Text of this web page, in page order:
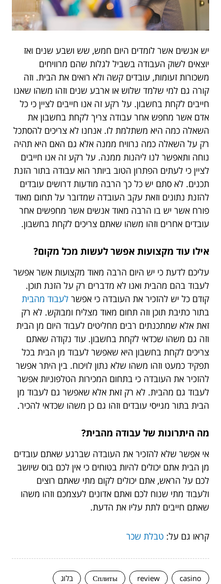
יש אנשים אשר לומדים היום חמש, שש ושבע שנים ואז
יוצאים לשוק העבודה בשביל לגלות שהם מרוויחים
משכורות זעומות, עובדים קשה ולא רואים את הבית. וזה
קורה גם למי שלמד שלוש או ארבע שנים וזהו משהו שאנו
חייבים לקחת בחשבון. על רקע זה אנו חייבים לציין כי כל
אדם אשר מחפש אחר עבודה צריך לקחת בחשבון את
השאלה כמה היא משתלמת לו. אנחנו לא צריכים להסתכל
רק על השאלה כמה נרוויח ממנה אלא גם האם היא תהיה
נוחה ותאפשר לנו ליהנות ממנה. על רקע זה אנו חייבים
לציין כי לעתים הפתרון הטוב ביותר הוא עבודה בתור הזנת
תכנים. לא סתם יש כל כך הרבה מודעות דרושים עובדים
להזנת נתונים וזאת עקב העובדה שמדובר על תחום מאוד
פורח אשר יש בו הרבה מאוד אנשים אשר מחפשים אחר
עובדים אחרים וזהו משהו שאתם צריכים לקחת בחשבון.
אילו עוד מקצועות אפשר לעשות מכל מקום?
עליכם לדעת כי יש היום הרבה מאוד מקצועות אשר אפשר
לעבוד בהם מהבית ואנו לא מדברים רק על הזנת תוכן.
קודם כל יש להזכיר את העובדה כי אפשר לעבוד מהבית
בתור כתיבת תוכן וזה תחום מאוד מצליח ומבוקש. לא רק
זאת אלא שמתכנתים רבים מחליטים לעבוד היום מן הבית
וזה גם משהו שכדאי לקחת בחשבון. עוד נקודה שאתם
צריכים לקחת בחשבון היא שאפשר לעבוד מן הבית בכל
תפקיד כמעט וזהו משהו שלא נתון לויכוח. בין היתר אפשר
להזכיר את העובדה כי בתחום המכירות הטלפוניות אפשר
לעבוד גם מהבית. לא רק זאת אלא שאפשר גם לעבוד מן
הבית בתור מגייסי עובדים וזהו גם כן משהו שכדאי להכיר.
מה היתרונות של עבודה מהבית?
אי אפשר שלא להזכיר את העובדה שברגע שאתם עובדים
מן הבית אתם יכולים להיות בטוחים כי אין לכם בוס שיושב
לכם על הראש, אתם יכולים לקום מתי שאתם רוצים
ולעבוד מתי שנוח לכם ואתם אדונים לעצמכם וזהו משהו
שאתם חייבים לתת עליו את הדעת.
קראו גם על: טבלת שכר
casino
review
Сплиты
בלוג